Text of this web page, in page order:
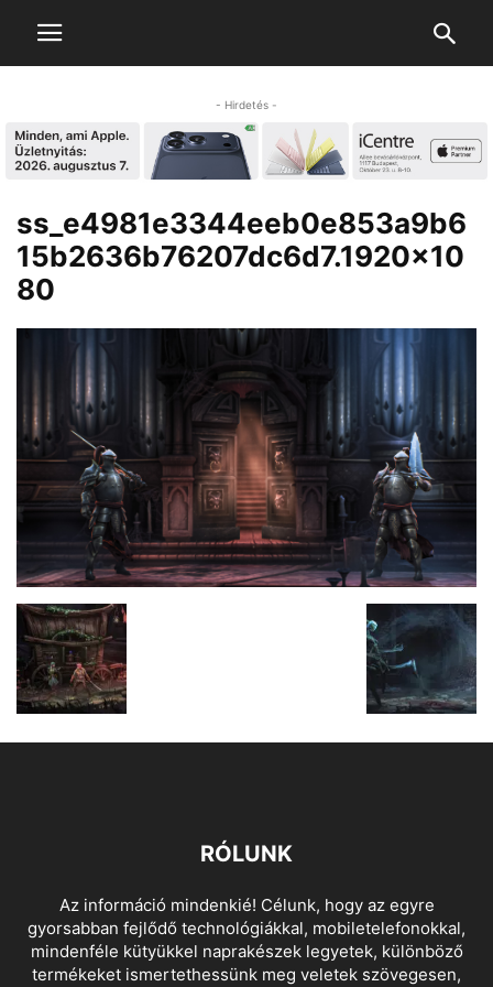
- Hirdetés -
ss_e4981e3344eeb0e853a9b6
15b2636b76207dc6d7.1920×10
80
RÓLUNK
Az információ mindenkié! Célunk, hogy az egyre
gyorsabban fejlődő technológiákkal, mobiletelefonokkal,
mindenféle kütyükkel naprakészek legyetek, különböző
termékeket ismertethessünk meg veletek szövegesen,